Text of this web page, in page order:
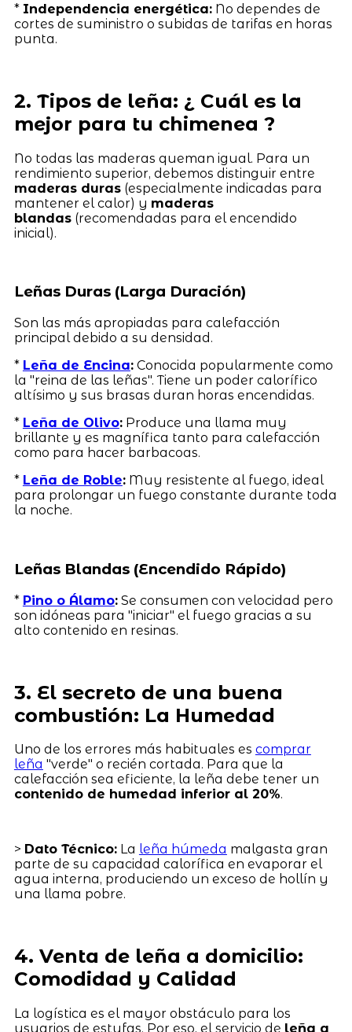
* Independencia energética:No dependes de
cortes de suministro o subidas de tarifas en horas
punta.
2. Tipos de leña: ¿ Cuál es la
mejor para tu chimenea ?
No todas las maderas queman igual. Para un
rendimiento superior, debemos distinguir entre
maderas duras(especialmente indicadas para
mantener el calor) y maderas
blandas(recomendadas para el encendido
inicial).
Leñas Duras (Larga Duración)
Son las más apropiadas para calefacción
principal debido a su densidad.
* Leña de Encina:Conocida popularmente como
la "reina de las leñas". Tiene un poder calorífico
altísimo y sus brasas duran horas encendidas.
* Leña de Olivo:Produce una llama muy
brillante y es magnífica tanto para calefacción
como para hacer barbacoas.
* Leña de Roble:Muy resistente al fuego, ideal
para prolongar un fuego constante durante toda
la noche.
Leñas Blandas (Encendido Rápido)
* Pino o Álamo:Se consumen con velocidad pero
son idóneas para "iniciar" el fuego gracias a su
alto contenido en resinas.
3. El secreto de una buena
combustión: La Humedad
Uno de los errores más habituales es comprar
leña "verde" o recién cortada. Para que la
calefacción sea eficiente, la leña debe tener un
contenido de humedad inferior al 20%.
> Dato Técnico:La leña húmeda malgasta gran
parte de su capacidad calorífica en evaporar el
agua interna, produciendo un exceso de hollín y
una llama pobre.
4. Venta de leña a domicilio:
Comodidad y Calidad
La logística es el mayor obstáculo para los
usuarios de estufas. Por eso, el servicio de leña a